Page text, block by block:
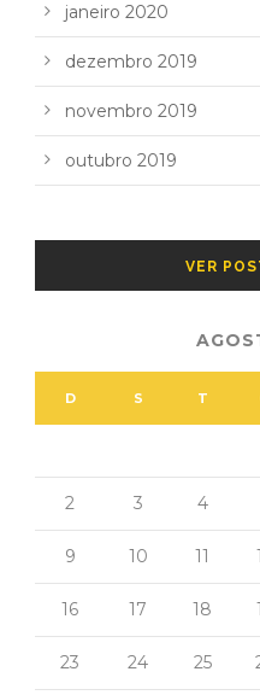
janeiro 2020
dezembro 2019
novembro 2019
outubro 2019
VER
D S T
2 3 4
9 10 11
16 17 18
23 24 25